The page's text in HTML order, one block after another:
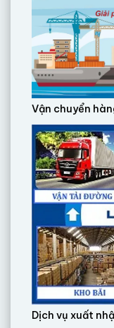
Vận chuyển
Dịch vụ xuất